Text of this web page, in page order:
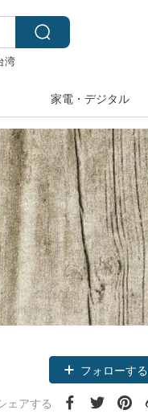
湾
家電・デジタル
フォローする
ェアする